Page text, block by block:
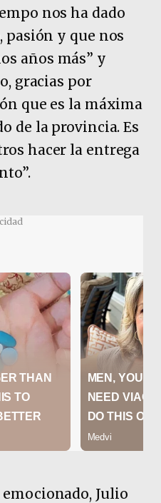
nos ha dado
y que nos
años más” y
gracias por
que es la máxima
de la provincia. Es
hacer la entrega
Julio